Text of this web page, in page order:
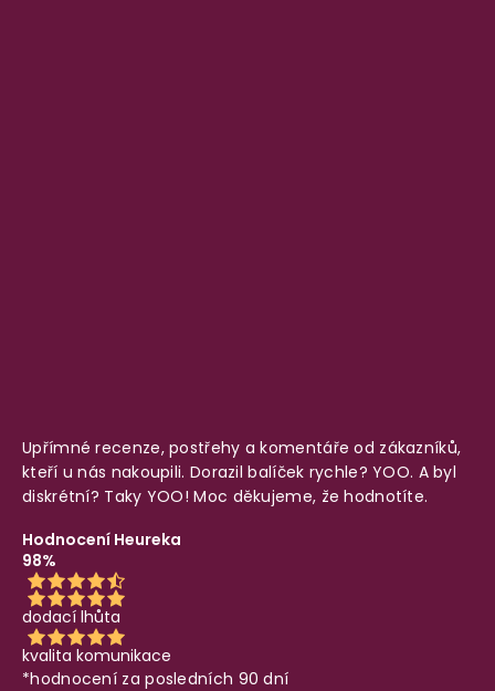
Upřímné recenze, postřehy a komentáře od zákazníků,
kteří u nás nakoupili. Dorazil balíček rychle? YOO. A byl
diskrétní? Taky YOO! Moc děkujeme, že hodnotíte.
Hodnocení Heureka
98%
dodací lhůta
kvalita komunikace
*hodnocení za posledních 90 dní